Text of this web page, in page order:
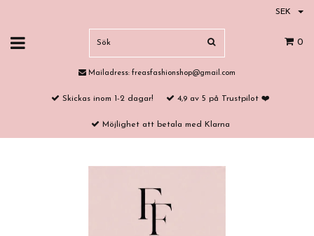
SEK
0
Mailadress: freasfashionshop@gmail.com
Skickas inom 1-2 dagar! 4,9 av 5 på Trustpilot ❤️
Möjlighet att betala med Klarna